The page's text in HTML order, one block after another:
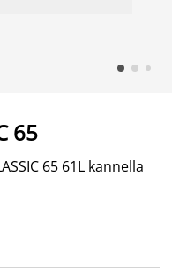
65
65 61L kannella